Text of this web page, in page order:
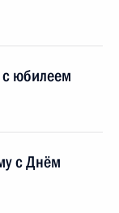
юбилеем
с Днём